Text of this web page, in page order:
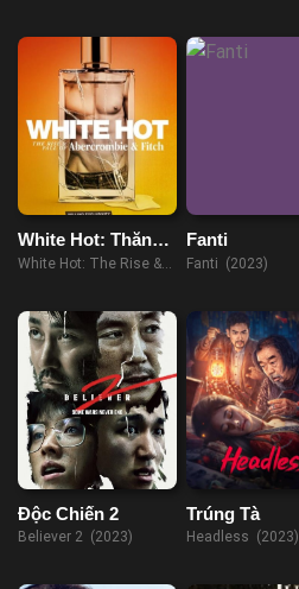
White Hot: Thăng
trầm của
Fitch
White Hot: The Rise &
Fitch (2022)
Fanti
Fanti (2023)
Độc Chiến 2
Believer 2 (2023)
Trúng Tà
Headless (2023)